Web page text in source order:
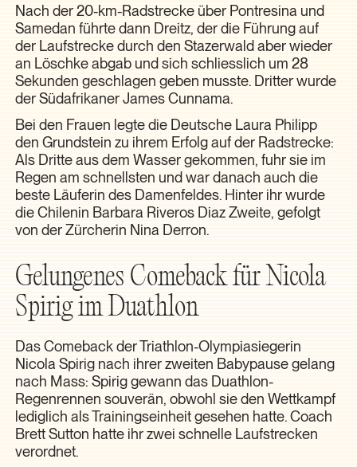
Nach der 20-km-Radstrecke über Pontresina und
Samedan führte dann Dreitz, der die Führung auf
der Laufstrecke durch den Stazerwald aber wieder
an Löschke abgab und sich schliesslich um 28
Sekunden geschlagen geben musste. Dritter wurde
der Südafrikaner James Cunnama.
Bei den Frauen legte die Deutsche Laura Philipp
den Grundstein zu ihrem Erfolg auf der Radstrecke:
Als Dritte aus dem Wasser gekommen, fuhr sie im
Regen am schnellsten und war danach auch die
beste Läuferin des Damenfeldes. Hinter ihr wurde
die Chilenin Barbara Riveros Diaz Zweite, gefolgt
von der Zürcherin Nina Derron.
Gelungenes Comeback für Nicola
Spirig im Duathlon
Das Comeback der Triathlon-Olympiasiegerin
Nicola Spirig nach ihrer zweiten Babypause gelang
nach Mass: Spirig gewann das Duathlon-
Regenrennen souverän, obwohl sie den Wettkampf
lediglich als Trainingseinheit gesehen hatte. Coach
Brett Sutton hatte ihr zwei schnelle Laufstrecken
verordnet.